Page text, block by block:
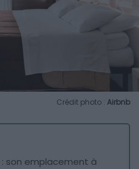
Crédit photo : Airbnb
: son emplacement à